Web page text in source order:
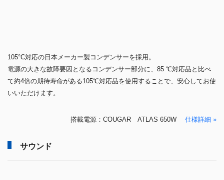
105°C対応の日本メーカー製コンデンサーを採用。
電源の大きな故障要因となるコンデンサー部分に、85 ℃対応品と比べ
て約4倍の期待寿命がある105℃対応品を使用することで、安心してお使
いいただけます。
搭載電源：COUGAR ATLAS 650W 仕様詳細 »
サウンド